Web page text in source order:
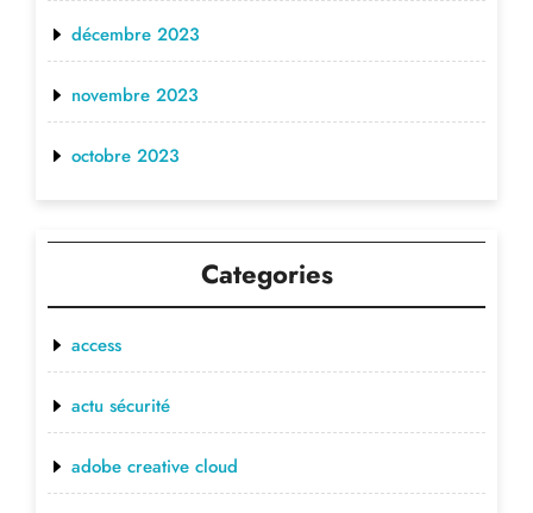
décembre 2023
novembre 2023
octobre 2023
Categories
access
actu sécurité
adobe creative cloud